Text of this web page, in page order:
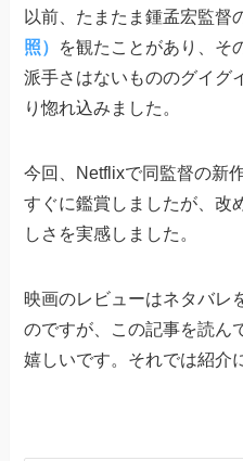
以前、たまたま鍾孟宏監督
照） を観たことがあり、そ
派手さはないもののグイグ
り惚れ込みました。
今回、Netflixで同監督の新
すぐに鑑賞しましたが、改
しさを実感しました。
映画のレビューはネタバレ
のですが、この記事を読ん
嬉しいです。それでは紹介